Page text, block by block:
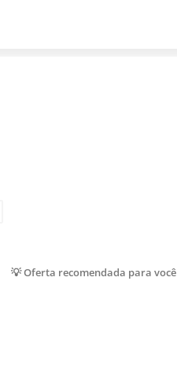
💡 Oferta recomendada para você